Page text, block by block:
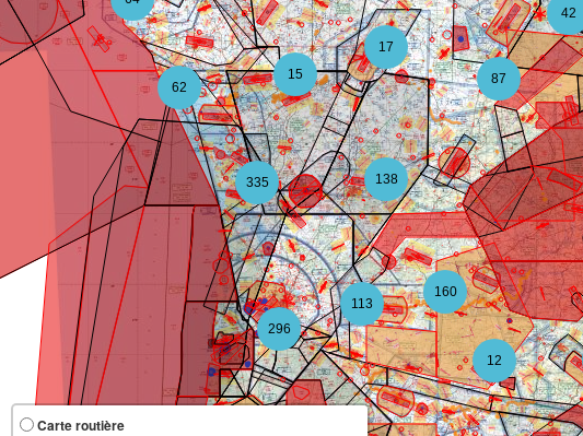
138
335
160
296
113
42
87
62
15
17
12
Carte routière